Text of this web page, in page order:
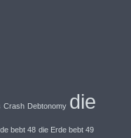
Crash Debtonomy die
bebt 48 die Erde bebt 49